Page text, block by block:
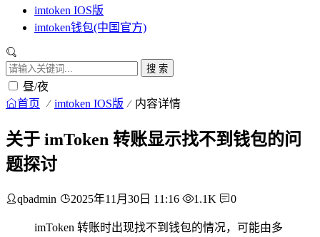
imtoken IOS版
imtoken钱包(中国官方)
搜 索
昼/夜
首页 imtoken IOS版 内容详情
关于 imToken 转账显示找不到钱包的问
题探讨
qbadmin 2025年11月30日 11:16 1.1K 0
imToken 转账时出现找不到钱包的情况，可能由多